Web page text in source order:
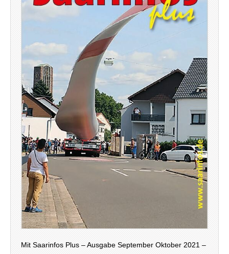
Mit Saarinfos Plus – Ausgabe September Oktober 2021 –